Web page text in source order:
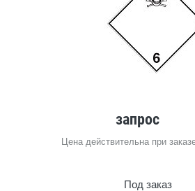
запрос
Цена действительна при
Под заказ